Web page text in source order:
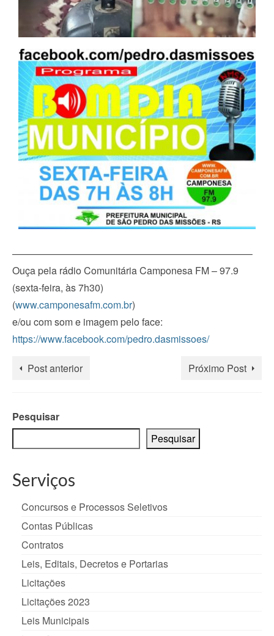
————————————————————————–
Ouça pela rádio Comunitária Camponesa FM – 97.9
(sexta-feira, às 7h30)
(www.camponesafm.com.br)
e/ou com som e imagem pelo face:
https://www.facebook.com/pedro.dasmissoes/
Post anterior Próximo Post
Pesquisar
Pesquisar
Serviços
Concursos e Processos Seletivos
Contas Públicas
Contratos
Leis, Editais, Decretos e Portarias
Licitações
Licitações 2023
Leis Municipais